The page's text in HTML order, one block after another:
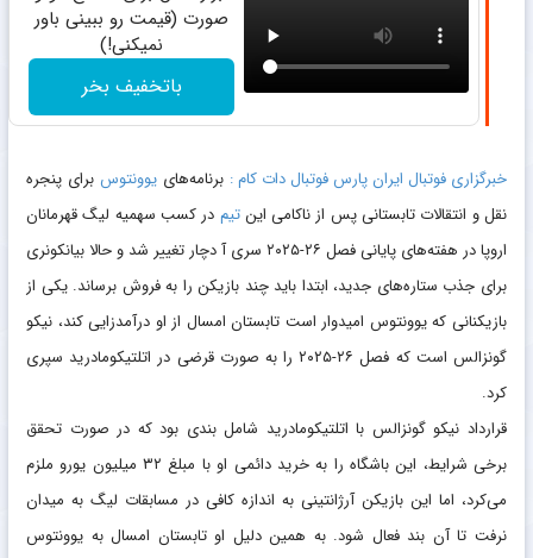
صورت (قیمت رو ببینی باور
نمیکنی!)
باتخفیف بخر
خبرگزاری فوتبال ایران پارس فوتبال دات کام : برنامه‌های یوونتوس برای پنجره
نقل‌ و انتقالات تابستانی پس از ناکامی اینتیم در کسب سهمیه لیگ قهرمانان
اروپا در هفته‌های پایانی فصل ۲۶-۲۰۲۵ سری آ دچار تغییر شد و حالا بیانکونری
برای جذب ستاره‌های جدید، ابتدا باید چند بازیکن را به فروش برساند. یکی از
بازیکنانی که یوونتوس امیدوار است تابستان امسال از او درآمدزایی کند، نیکو
گونزالس است که فصل ۲۶-۲۰۲۵ را به صورت قرضی در اتلتیکومادرید سپری
کرد.
قرارداد نیکو گونزالس با اتلتیکومادرید شامل بندی بود که در صورت تحقق
برخی شرایط، این باشگاه را به خرید دائمی او با مبلغ ۳۲ میلیون یورو ملزم
می‌کرد، اما این بازیکن آرژانتینی به اندازه کافی در مسابقات لیگ به میدان
نرفت تا آن بند فعال شود. به همین دلیل او تابستان امسال به یوونتوس